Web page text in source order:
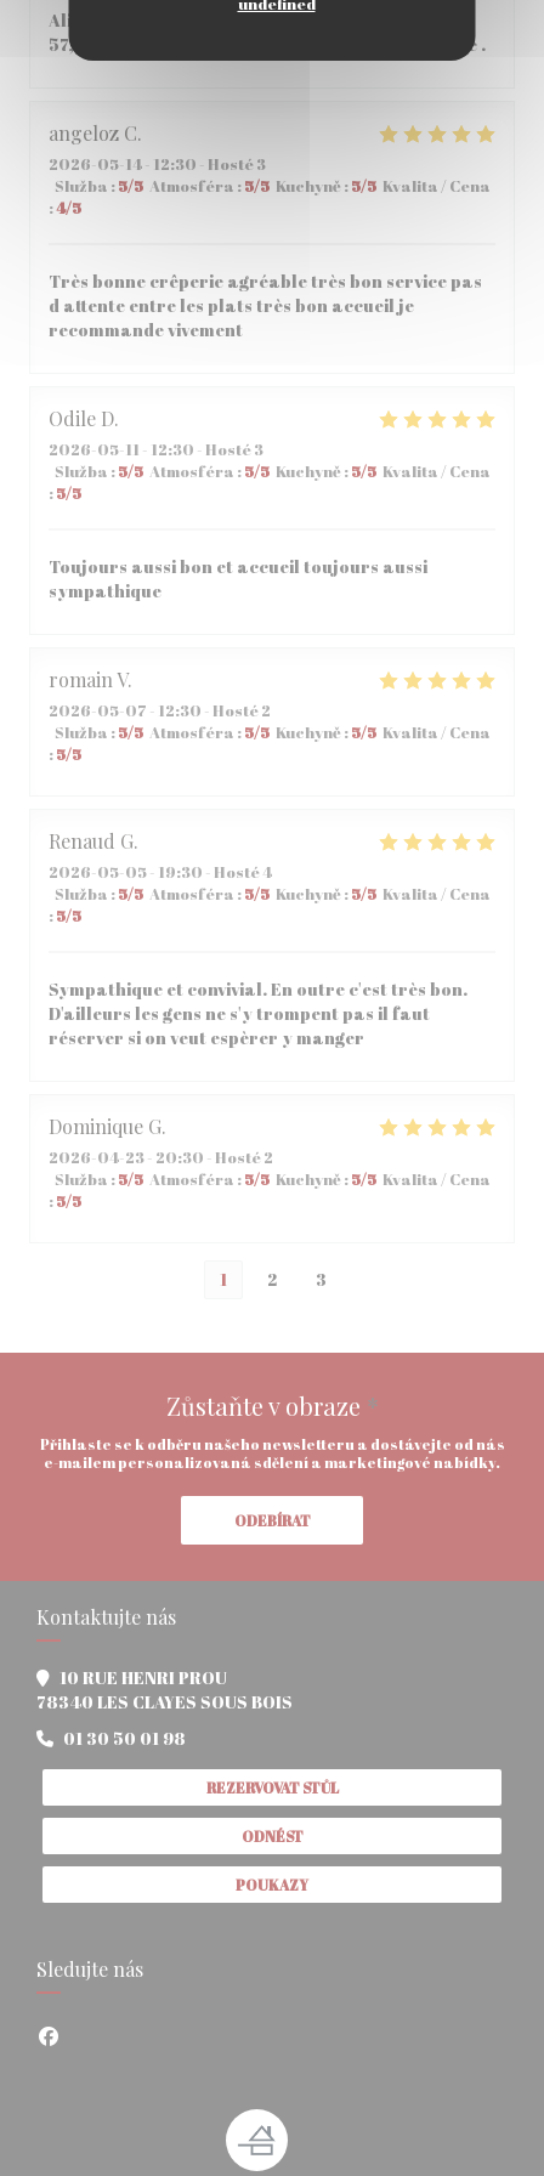
Aliment de qualité, Très bon pas si cher que ça
57,80€ à 2 , personnel tres accueillant et aimable .
angeloz C
2026-05-14- 12:30 - Hosté 3
Služba :5/5 Atmosféra :5/5 Kuchyně :5/5 Kvalita / Cena
:4/5
Très bonne crêperie agréable très bon service pas
d attente entre les plats très bon accueil je
recommande vivement
Odile D
2026-05-11 - 12:30 - Hosté 3
Služba :5/5 Atmosféra :5/5 Kuchyně :5/5 Kvalita / Cena
:5/5
Toujours aussi bon et accueil toujours aussi
sympathique
romainV
2026-05-07 - 12:30 - Hosté 2
Služba :5/5 Atmosféra :5/5 Kuchyně :5/5 Kvalita / Cena
:5/5
Renaud G
2026-05-05- 19:30 - Hosté 4
Služba :5/5 Atmosféra :5/5 Kuchyně :5/5 Kvalita / Cena
:5/5
Sympathique et convivial. En outre c'est très bon.
D'ailleurs les gens ne s'y trompent pas il faut
réserver si on veut espèrer y manger
Dominique G
2026-04-23- 20:30 - Hosté 2
Služba :5/5 Atmosféra :5/5 Kuchyně :5/5 Kvalita / Cena
:5/5
1 2 3
Zůstaňte v obraze *
Přihlaste se k odběru našeho newsletteru a dostávejte od nás
e-mailem personalizovaná sdělení a marketingové nabídky.
ODEBÍRAT
Kontaktujte nás
10 RUE HENRI PROU
78340 LES CLAYES SOUS BOIS
01 30 50 01 98
REZERVOVAT STŮL
ODNÉST
POUKAZY
Sledujte nás
Facebook ((otevře se v novém okně))